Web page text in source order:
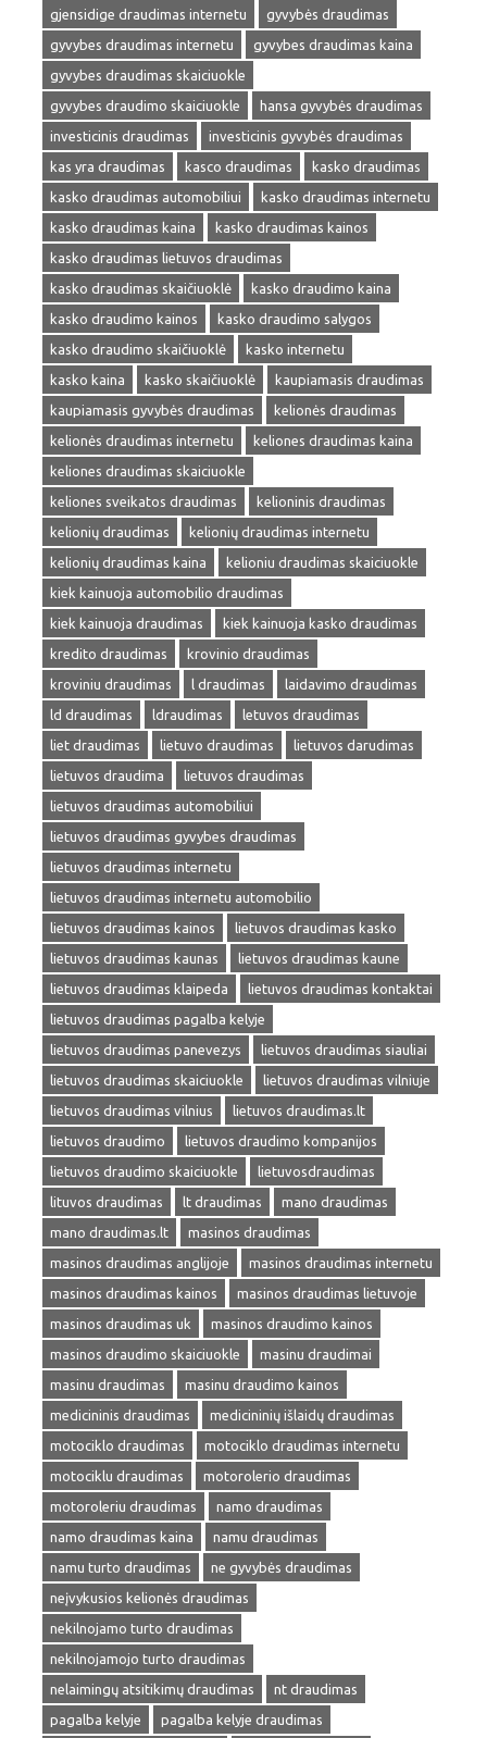
gjensidige draudimas internetu
gyvybės draudimas
gyvybes draudimas internetu
gyvybes draudimas kaina
gyvybes draudimas skaiciuokle
gyvybes draudimo skaiciuokle
hansa gyvybės draudimas
investicinis draudimas
investicinis gyvybės draudimas
kas yra draudimas
kasco draudimas
kasko draudimas
kasko draudimas automobiliui
kasko draudimas internetu
kasko draudimas kaina
kasko draudimas kainos
kasko draudimas lietuvos draudimas
kasko draudimas skaičiuoklė
kasko draudimo kaina
kasko draudimo kainos
kasko draudimo salygos
kasko draudimo skaičiuoklė
kasko internetu
kasko kaina
kasko skaičiuoklė
kaupiamasis draudimas
kaupiamasis gyvybės draudimas
kelionės draudimas
kelionės draudimas internetu
keliones draudimas kaina
keliones draudimas skaiciuokle
keliones sveikatos draudimas
kelioninis draudimas
kelionių draudimas
kelionių draudimas internetu
kelionių draudimas kaina
kelioniu draudimas skaiciuokle
kiek kainuoja automobilio draudimas
kiek kainuoja draudimas
kiek kainuoja kasko draudimas
kredito draudimas
krovinio draudimas
kroviniu draudimas
l draudimas
laidavimo draudimas
ld draudimas
ldraudimas
letuvos draudimas
liet draudimas
lietuvo draudimas
lietuvos darudimas
lietuvos draudima
lietuvos draudimas
lietuvos draudimas automobiliui
lietuvos draudimas gyvybes draudimas
lietuvos draudimas internetu
lietuvos draudimas internetu automobilio
lietuvos draudimas kainos
lietuvos draudimas kasko
lietuvos draudimas kaunas
lietuvos draudimas kaune
lietuvos draudimas klaipeda
lietuvos draudimas kontaktai
lietuvos draudimas pagalba kelyje
lietuvos draudimas panevezys
lietuvos draudimas siauliai
lietuvos draudimas skaiciuokle
lietuvos draudimas vilniuje
lietuvos draudimas vilnius
lietuvos draudimas.lt
lietuvos draudimo
lietuvos draudimo kompanijos
lietuvos draudimo skaiciuokle
lietuvosdraudimas
lituvos draudimas
lt draudimas
mano draudimas
mano draudimas.lt
masinos draudimas
masinos draudimas anglijoje
masinos draudimas internetu
masinos draudimas kainos
masinos draudimas lietuvoje
masinos draudimas uk
masinos draudimo kainos
masinos draudimo skaiciuokle
masinu draudimai
masinu draudimas
masinu draudimo kainos
medicininis draudimas
medicininių išlaidų draudimas
motociklo draudimas
motociklo draudimas internetu
motociklu draudimas
motorolerio draudimas
motoroleriu draudimas
namo draudimas
namo draudimas kaina
namu draudimas
namu turto draudimas
ne gyvybės draudimas
neįvykusios kelionės draudimas
nekilnojamo turto draudimas
nekilnojamojo turto draudimas
nelaimingų atsitikimų draudimas
nt draudimas
pagalba kelyje
pagalba kelyje draudimas